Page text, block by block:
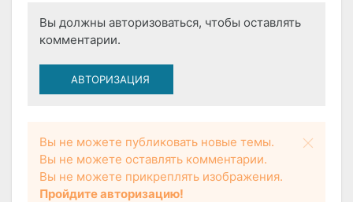
Вы должны авторизоваться, чтобы оставлять
комментарии.
АВТОРИЗАЦИЯ
Вы не можете публиковать новые темы.
Вы не можете оставлять комментарии.
Вы не можете прикреплять изображения.
Пройдите авторизацию!